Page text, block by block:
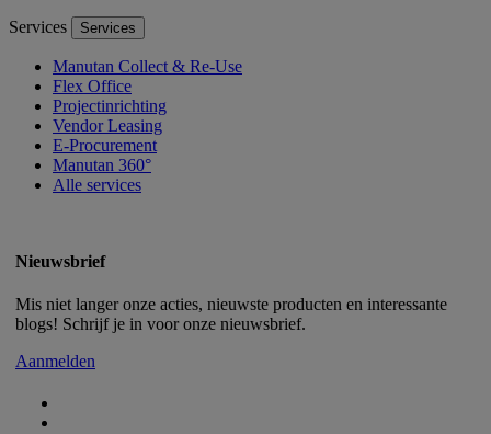
Services Services
Manutan Collect & Re-Use
Flex Office
Projectinrichting
Vendor Leasing
E-Procurement
Manutan 360°
Alle services
Nieuwsbrief
Mis niet langer onze acties, nieuwste producten en interessante
blogs! Schrijf je in voor onze nieuwsbrief.
Aanmelden